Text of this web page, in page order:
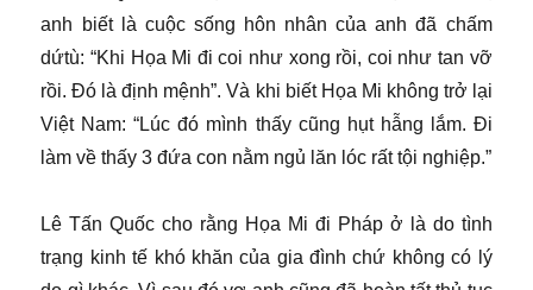
anh biết là cuộc sống hôn nhân của anh đã chấm
dứtù: “Khi Họa Mi đi coi như xong rồi, coi như tan vỡ
rồi. Đó là định mệnh”. Và khi biết Họa Mi không trở lại
Việt Nam: “Lúc đó mình thấy cũng hụt hẫng lắm. Đi
làm về thấy 3 đứa con nằm ngủ lăn lóc rất tội nghiệp.”
Lê Tấn Quốc cho rằng Họa Mi đi Pháp ở là do tình
trạng kinh tế khó khăn của gia đình chứ không có lý